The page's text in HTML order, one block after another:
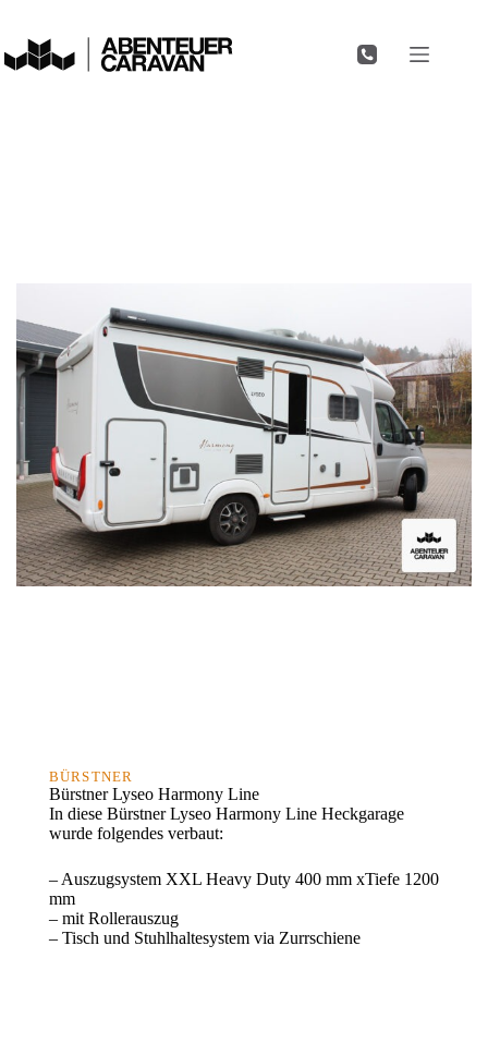
BÜRSTNER
Bürstner Lyseo Harmony Line
In diese Bürstner Lyseo Harmony Line Heckgarage
wurde folgendes verbaut:
– Auszugsystem XXL Heavy Duty 400 mm xTiefe 1200
mm
– mit Rollerauszug
– Tisch und Stuhlhaltesystem via Zurrschiene